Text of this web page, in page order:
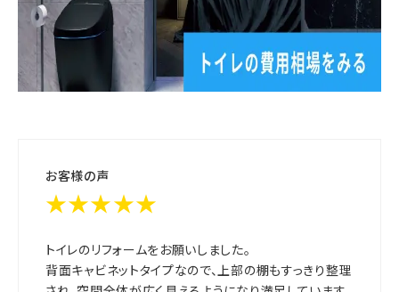
お客様の声
★★★★★
トイレのリフォームをお願いしました。
背面キャビネットタイプなので、上部の棚もすっきり整理